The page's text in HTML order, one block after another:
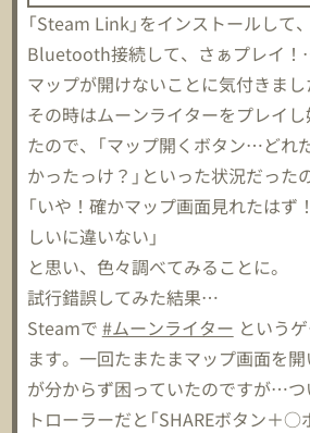
「Steam Link」をインストールして
Bluetooth接続して、さぁプレイ！
マップが開けないことに気付きまし
その時はムーンライターをプレイ
たので、「マップ開くボタン…ど
かったっけ？」といった状況だっ
「いや！確かマップ画面見れたはず
しいに違いない」
と思い、色々調べてみることに。
試行錯誤してみた結果…
Steamで #ムーンライター という
ます。一回たまたまマップ画面を
が分からず困っていたのですが…つ
トローラーだと「SHAREボタン＋○